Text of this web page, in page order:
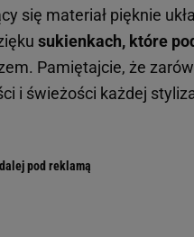
się materiał pięknie
sukienkach, które
Pamiętajcie, że
i świeżości każdej